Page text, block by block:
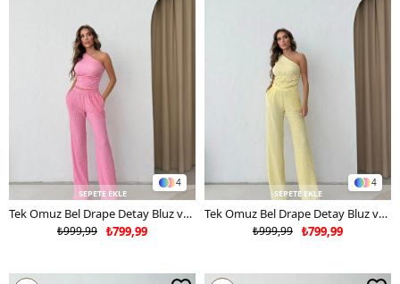
4
SEPETE EKLE
Tek Omuz Bel Drape Detay Bluz ve Pantolonlu Gofre İkili Takım Pembe 2225
₺799,99
₺999,99
4
SEPETE EKLE
Tek Omuz Bel Drape Detay Bluz ve Pantolonlu Gofre İkili Takım Sarı 2225
₺799,99
₺999,99